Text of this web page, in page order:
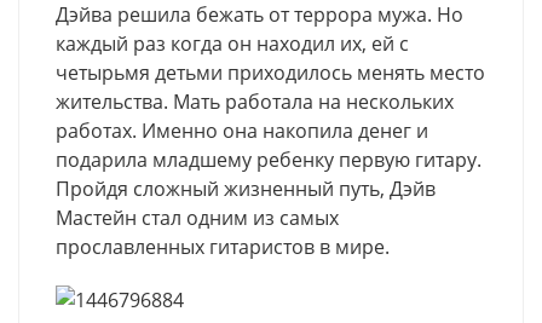
Дэйва решила бежать от террора мужа. Но
каждый раз когда он находил их, ей с
четырьмя детьми приходилось менять место
жительства. Мать работала на нескольких
работах. Именно она накопила денег и
подарила младшему ребенку первую гитару.
Пройдя сложный жизненный путь, Дэйв
Мастейн стал одним из самых
прославленных гитаристов в мире.